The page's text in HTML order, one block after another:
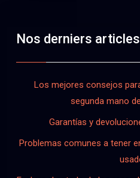
Nos derniers articles
Los mejores consejos
segunda mano
Garantías y
Problemas comunes a tener